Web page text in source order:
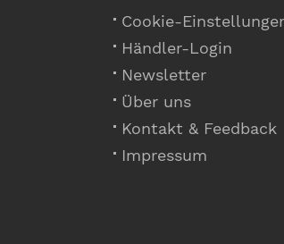
Cookie-
Händler-Login
Newsletter
Über uns
Kontakt & Feedback
Impressum